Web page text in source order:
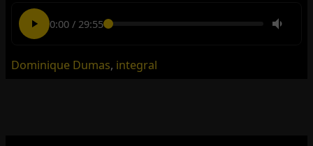
0:00/ 29:55
Dominique Dumas, integral